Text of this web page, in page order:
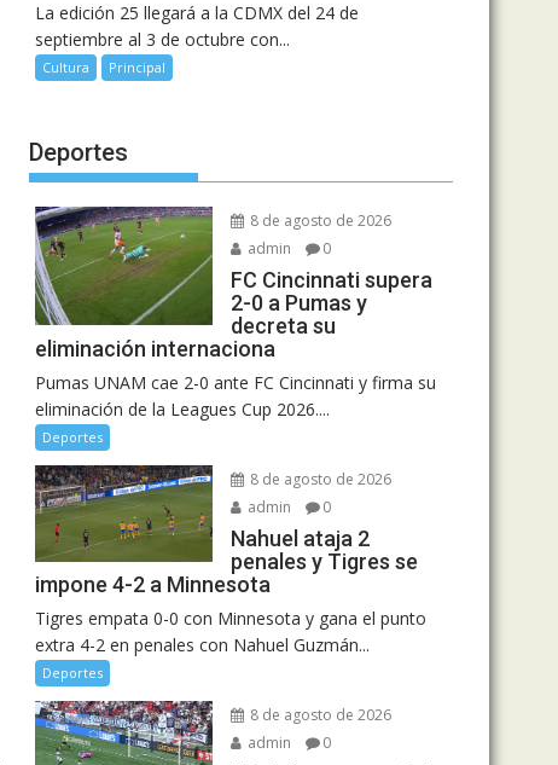
La edición 25 llegará a la CDMX del 24 de
septiembre al 3 de octubre con...
Cultura Principal
Deportes
8 de agosto de 2026
admin
0
FC Cincinnati supera
2-0 a Pumas y
decreta su
eliminación internaciona
Pumas UNAM cae 2-0 ante FC Cincinnati y firma su
eliminación de la Leagues Cup 2026....
Deportes
8 de agosto de 2026
admin
0
Nahuel ataja 2
penales y Tigres se
impone 4-2 a Minnesota
Tigres empata 0-0 con Minnesota y gana el punto
extra 4-2 en penales con Nahuel Guzmán...
Deportes
8 de agosto de 2026
admin
0